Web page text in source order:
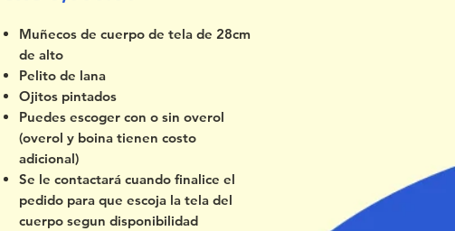
Muñecos de cuerpo de tela de 28cm
de alto
Pelito de lana
Ojitos pintados
Puedes escoger con o sin overol
(overol y boina tienen costo
adicional)
Se le contactará cuando finalice el
pedido para que escoja la tela del
cuerpo segun disponibilidad